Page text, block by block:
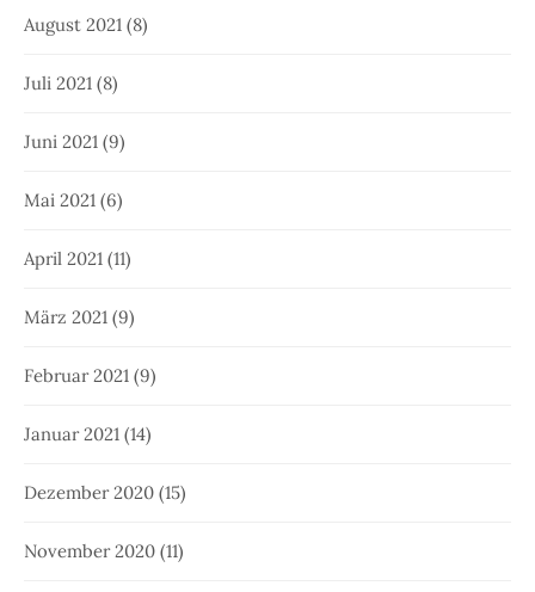
August 2021 (8)
Juli 2021 (8)
Juni 2021 (9)
Mai 2021 (6)
April 2021 (11)
März 2021 (9)
Februar 2021 (9)
Januar 2021 (14)
Dezember 2020 (15)
November 2020 (11)